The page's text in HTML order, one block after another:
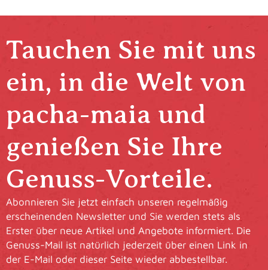
Tauchen Sie mit uns
ein, in die Welt von
pacha-maia und
genießen Sie Ihre
Genuss-Vorteile.
Abonnieren Sie jetzt einfach unseren regelmäßig
erscheinenden Newsletter und Sie werden stets als
Erster über neue Artikel und Angebote informiert. Die
Genuss-Mail ist natürlich jederzeit über einen Link in
der E-Mail oder dieser Seite wieder abbestellbar.